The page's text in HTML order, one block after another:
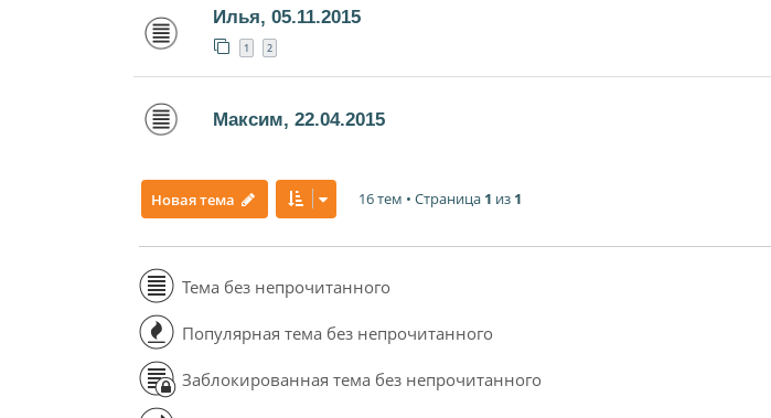
Илья, 05.11.2015
1 2
Максим, 22.04.2015
Новая тема 16 тем • Страница 1 из 1
Тема без непрочитанного
Популярная тема без непрочитанного
Заблокированная тема без непрочитанного